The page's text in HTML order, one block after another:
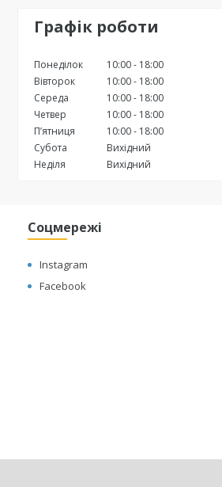
Графік роботи
Понеділок 10:00
18:00
Вівторок
10:00
18:00
Середа
10:00
18:00
Четвер
10:00
18:00
Пʼятниця
10:00
18:00
Субота
Вихідний
Неділя
Вихідний
Соцмережі
Instagram
Facebook